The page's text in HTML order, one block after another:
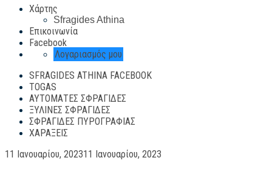
Χάρτης
Sfragides Athina
Επικοινωνία
Facebook
Λογαριασμός μου
SFRAGIDES ATHINA FACEBOOK
TOGAS
ΑΥΤΌΜΑΤΕΣ ΣΦΡΑΓΊΔΕΣ
ΞΎΛΙΝΕΣ ΣΦΡΑΓΊΔΕΣ
ΣΦΡΑΓΊΔΕΣ ΠΥΡΟΓΡΑΦΊΑΣ
ΧΑΡΆΞΕΙΣ
Posted
11 Ιανουαρίου, 202311 Ιανουαρίου, 2023